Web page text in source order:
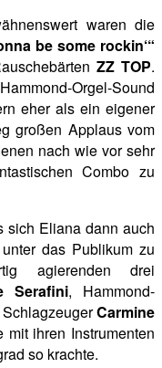
waren die
be some rockin‘“
ZZ TOP.
Orgel-Sound
eher als ein eigener
großen Applaus vom
nach wie vor sehr
Combo zu
sich Eliana dann auch
das Publikum zu
agierenden drei
Serafini, Hammond-
Carmine
ihren Instrumenten
so krachte.